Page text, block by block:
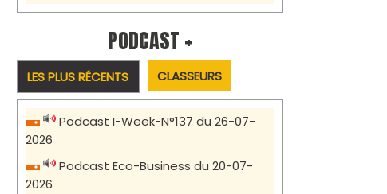
PODCAST +
LES PLUS RÉCENTS CLASSEURS
Podcast I-Week-N°137 du 26-07-
2026
Podcast Eco-Business du 20-07-
2026